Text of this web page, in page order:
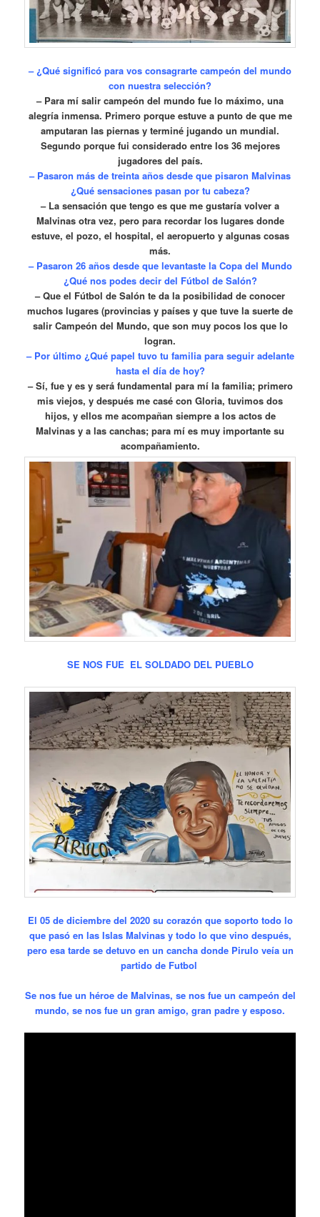
– ¿Qué significó para vos consagrarte campeón del mundo
con nuestra selección?
– Para mí salir campeón del mundo fue lo máximo, una
alegría inmensa. Primero porque estuve a punto de que me
amputaran las piernas y terminé jugando un mundial.
Segundo porque fui considerado entre los 36 mejores
jugadores del país.
– Pasaron más de treinta años desde que pisaron Malvinas
¿Qué sensaciones pasan por tu cabeza?
– La sensación que tengo es que me gustaría volver a
Malvinas otra vez, pero para recordar los lugares donde
estuve, el pozo, el hospital, el aeropuerto y algunas cosas
más.
– Pasaron 26 años desde que levantaste la Copa del Mundo
¿Qué nos podes decir del Fútbol de Salón?
– Que el Fútbol de Salón te da la posibilidad de conocer
muchos lugares (provincias y países y que tuve la suerte de
salir Campeón del Mundo, que son muy pocos los que lo
logran.
– Por último ¿Qué papel tuvo tu familia para seguir adelante
hasta el día de hoy?
– Sí, fue y es y será fundamental para mí la familia; primero
mis viejos, y después me casé con Gloria, tuvimos dos
hijos, y ellos me acompañan siempre a los actos de
Malvinas y a las canchas; para mí es muy importante su
acompañamiento.
SE NOS FUE EL SOLDADO DEL PUEBLO
El 05 de diciembre del 2020 su corazón que soporto todo lo
que pasó en las Islas Malvinas y todo lo que vino después,
pero esa tarde se detuvo en un cancha donde Pirulo veía un
partido de Futbol
Se nos fue un héroe de Malvinas, se nos fue un campeón del
mundo, se nos fue un gran amigo, gran padre y esposo.